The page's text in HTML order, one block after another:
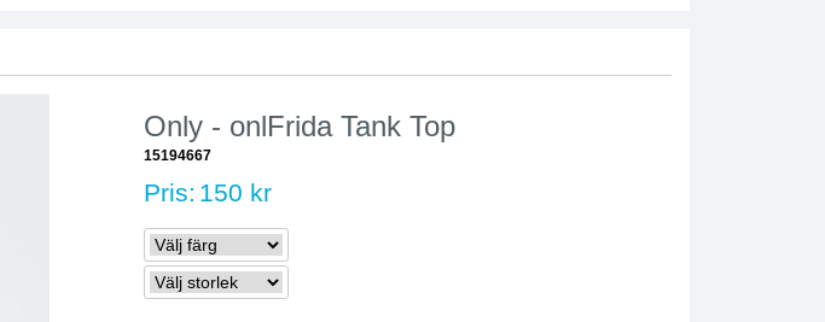
Only - onlFrida Tank Top
15194667
Pris: 150 kr